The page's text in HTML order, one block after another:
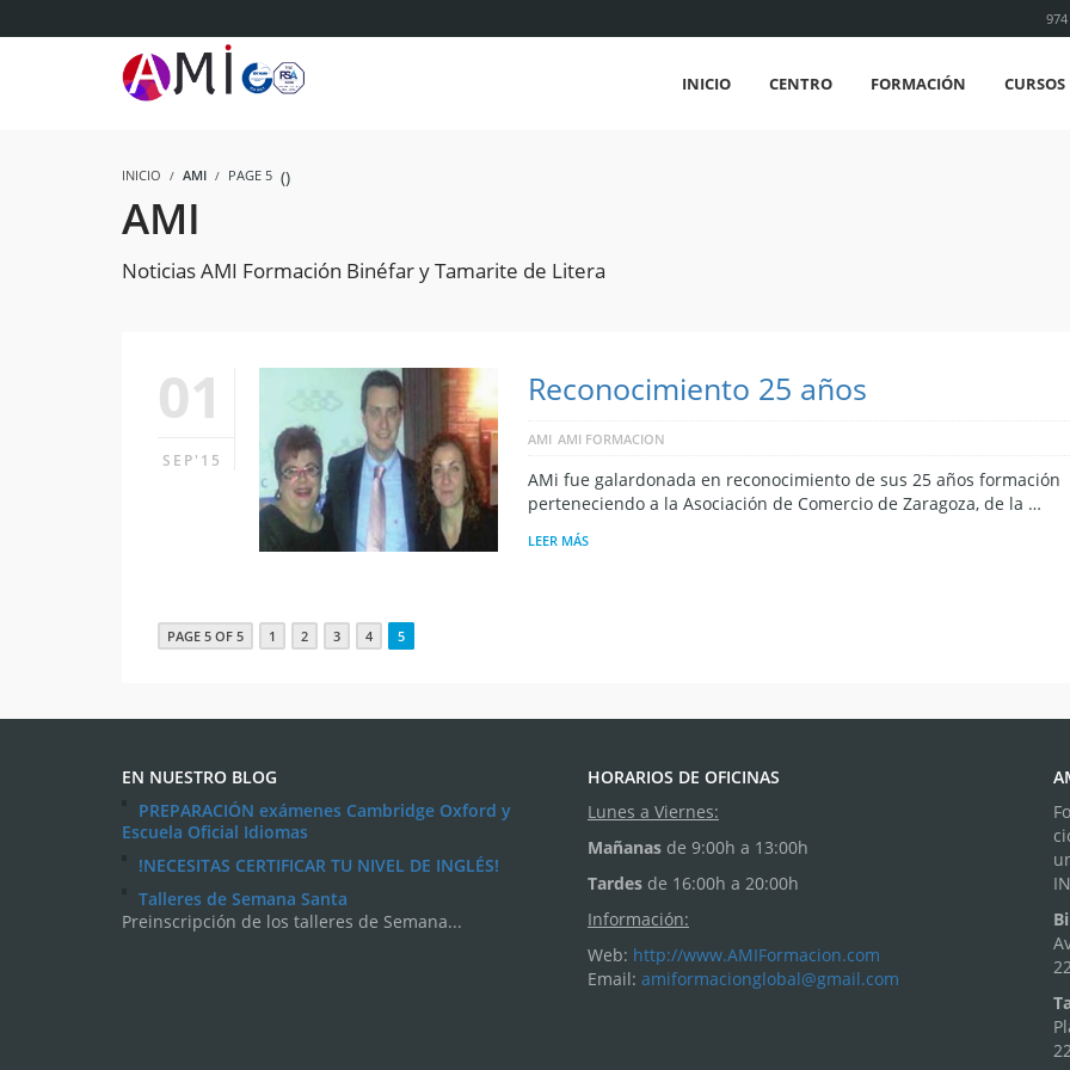
INICIO CENTRO FORMACIÓN
INICIO AMI (
PAGE 5 )
AMI
Noticias AMI Formación Binéfar y Tamarite de Litera
01
SEP'15
Reconocimiento 25 años
AMI AMI FORMACION
AMi fue galardonada en reconocimiento de sus 25 años formación
perteneciendo a la Asociación de Comercio de Zaragoza, de la …
LEER MÁS
PAGE 5 OF 5 1 2 3 4 5
EN NUESTRO BLOG
PREPARACIÓN exámenes Cambridge Oxford y
Escuela Oficial Idiomas
!NECESITAS CERTIFICAR TU NIVEL DE INGLÉS!
Talleres de Semana Santa
Preinscripción de los talleres de Semana...
HORARIOS DE OFICINAS
Lunes a Viernes:
Mañanas de 9:00h a 13:00h
Tardes de 16:00h a 20:00h
Información:
Web: http://www.AMIFormacion.com
Email: amiformacionglobal@gmail.com